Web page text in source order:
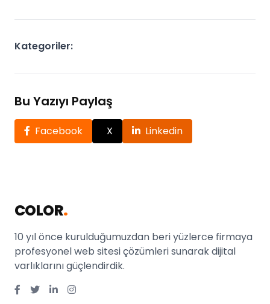
Kategoriler:
Bu Yazıyı Paylaş
Facebook X Linkedin
COLOR.
10 yıl önce kurulduğumuzdan beri yüzlerce firmaya
profesyonel web sitesi çözümleri sunarak dijital
varlıklarını güçlendirdik.